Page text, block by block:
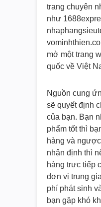
trang chuyên
như
mở một trang
quốc về Việt
Nguồn cung
sẽ quyết định
của bạn. Bạn
phẩm tốt thì
hàng và
nhận định thì
hàng trực tiếp
đơn vị trung
phí phát sinh
bạn gặp khó